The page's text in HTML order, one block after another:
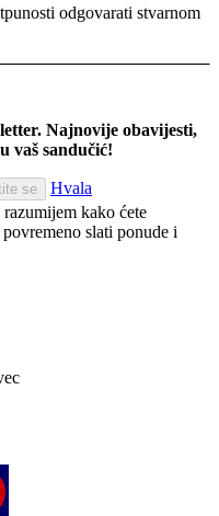
odgovarati stvarnom
Najnovije obavijesti,
vaš sandučić!
se
Hvala
kako ćete
slati ponude i